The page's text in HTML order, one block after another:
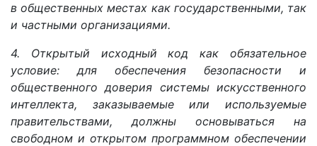
в общественных местах как государственными, так
и частными организациями.
4. Открытый исходный код как обязательное
условие: для обеспечения безопасности и
общественного доверия системы искусственного
интеллекта, заказываемые или используемые
правительствами, должны основываться на
свободном и открытом программном обеспечении